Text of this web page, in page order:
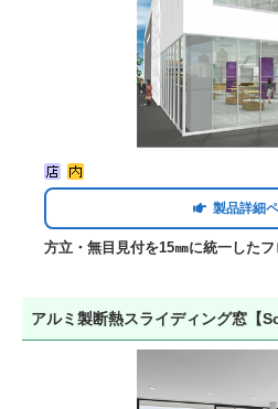
製品詳細
方立・無目見付を15㎜に統一したフ
アルミ製断熱スライディング窓【